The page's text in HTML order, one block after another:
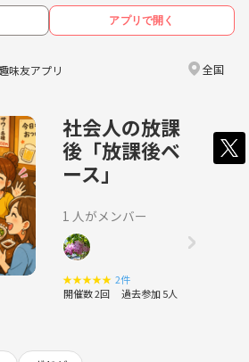
アプリで開く
味友アプリ 全国
社会人の放課
後「放課後ベ
ース」
1 人がメンバー
★★★★★ 2件
開催数 2回 過去参加 5人